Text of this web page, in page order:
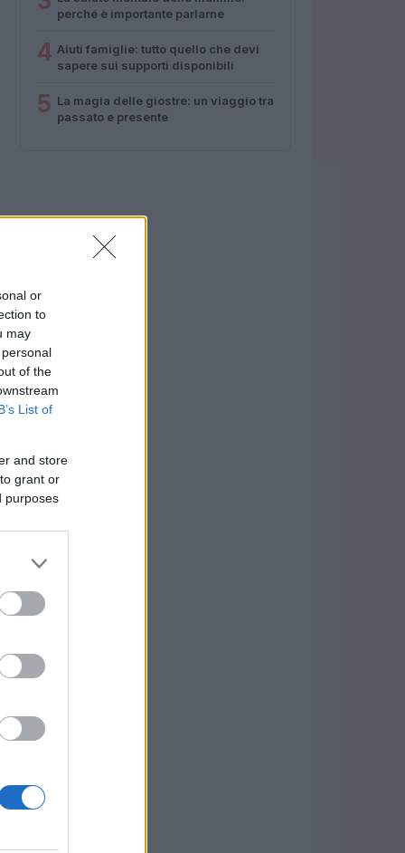
or
to
may
of the
List of
and store
grant or
purposes
perché è importante parlarne
4 Aiuti famiglie: tutto quello che devi
sapere sui supporti disponibili
5 La magia delle giostre: un viaggio tra
passato e presente